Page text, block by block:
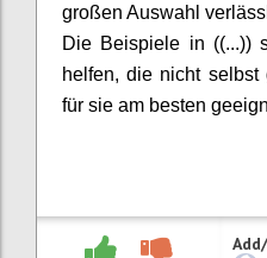
großen Auswahl
Die Beispiele in ((...))
helfen, die nicht
für sie am besten